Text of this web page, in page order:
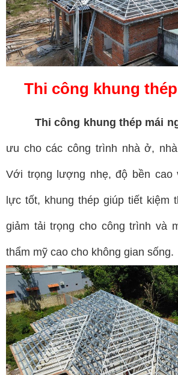
Thi công khung
Thi công khung thép mái
ưu cho các công trình nhà ở,
Với trọng lượng nhẹ, độ bền cao
lực tốt, khung thép giúp tiết kiệm
giảm tải trọng cho công trình và
thẩm mỹ cao cho không gian sống.